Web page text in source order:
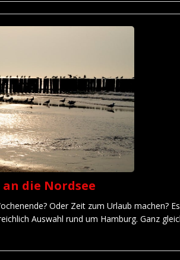
die Nordsee
Oder Zeit zum Urlaub machen?
Auswahl rund um Hamburg. Ganz